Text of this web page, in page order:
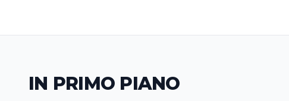
IN PRIMO PIANO